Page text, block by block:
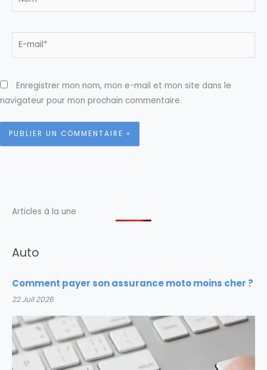
E-
Enregistrer mon nom, mon e-mail et mon site dans le
navigateur pour mon prochain commentaire.
Articles à la une
Auto
Comment payer son assurance moto moins cher ?
22 Juil 2026